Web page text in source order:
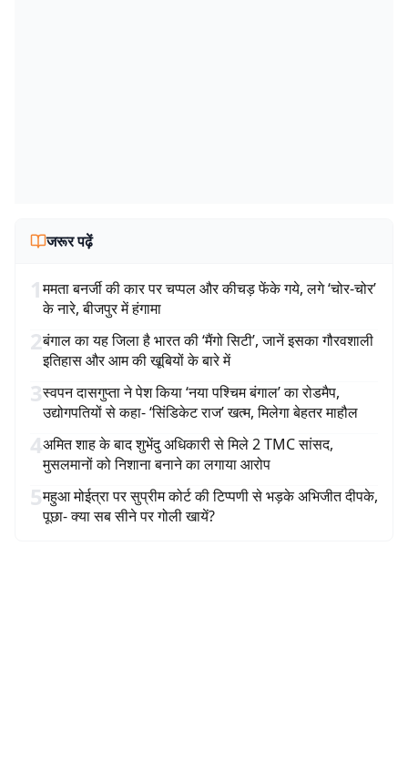
जरूर पढ़ें
1ममता बनर्जी की कार पर चप्पल और कीचड़ फेंके गये, लगे ‘चोर-चोर’
के नारे, बीजपुर में हंगामा
2बंगाल का यह जिला है भारत की ‘मैंगो सिटी’, जानें इसका गौरवशाली
इतिहास और आम की खूबियों के बारे में
3स्वपन दासगुप्ता ने पेश किया ‘नया पश्चिम बंगाल’ का रोडमैप,
उद्योगपतियों से कहा- ‘सिंडिकेट राज’ खत्म, मिलेगा बेहतर माहौल
4अमित शाह के बाद शुभेंदु अधिकारी से मिले 2 TMC सांसद,
मुसलमानों को निशाना बनाने का लगाया आरोप
5महुआ मोईत्रा पर सुप्रीम कोर्ट की टिप्पणी से भड़के अभिजीत दीपके,
पूछा- क्या सब सीने पर गोली खायें?